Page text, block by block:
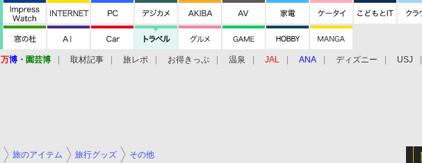
万博 ・ 園芸博 取材記事 旅レポ お得きっぷ 温泉 JAL ANA ディズニー USJ
旅のアイテム 旅行グッズ その他